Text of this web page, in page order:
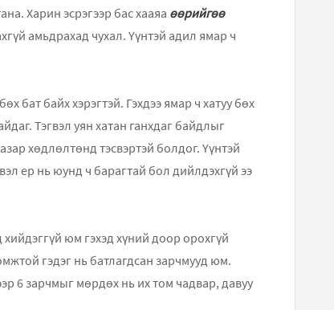
Харин эсрэгээр бас хааяа өөрийгөө
амьдрахад чухал. Үүнтэй адил ямар ч
бат байх хэрэгтэй. Гэхдээ ямар ч хатуу бөх
Тэгвэл уян хатан ганхдаг байдлыг
хөдлөлтөнд тэсвэртэй болдог. Үүнтэй
ер нь юунд ч барагтай бол дийлдэхгүй ээ
юм гэхэд хүний доор орохгүй
гэдэг нь батлагдсан зарчмууд юм.
6 зарчмыг мөрдөх нь их том чадвар, давуу